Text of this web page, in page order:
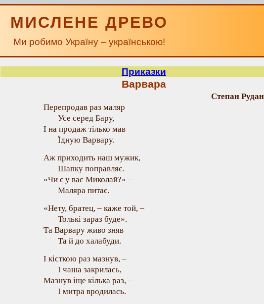
МИСЛЕНЕ ДРЕВО
Ми робимо Україну – українською!
Приказки
Варвара
Степан
Перепродав раз маляр
Усе серед Бару,
I на продаж тілько мав
Їдную Варвару.
Аж приходить наш мужик,
Шапку поправляє.
«Чи є у вас Миколай?» –
Маляра питає.
«Нету, братец, – каже той, –
Толькі зараз буде».
Та Варвару живо зняв
Та й до халабуди.
І кісткою раз мазнув, –
І чаша закрилась,
Мазнув іще кілька раз, –
I митра вродилась.